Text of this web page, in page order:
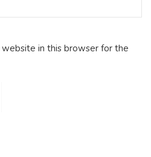
website in this browser for the